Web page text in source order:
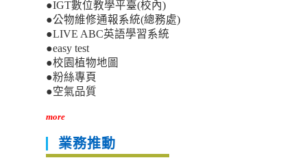
●IGT數位教學平臺(校內)
●公物維修通報系統(總務處)
●LIVE ABC英語學習系統
●easy test
●校園植物地圖
●粉絲專頁
●空氣品質
more
業務推動